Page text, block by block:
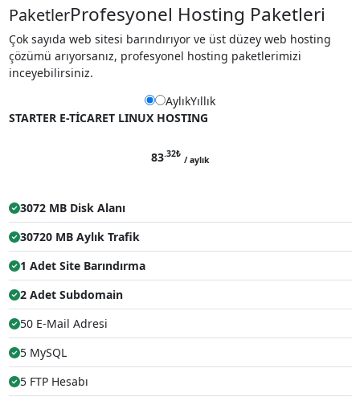
PaketlerProfesyonel Hosting Paketleri
Çok sayıda web sitesi barındırıyor ve üst düzey web hosting
çözümü arıyorsanız, profesyonel hosting paketlerimizi
inceyebilirsiniz.
AylıkYıllık
STARTER E-TİCARET LINUX HOSTING
83.32₺
/ aylık
3072 MB Disk Alanı
30720 MB Aylık Trafik
1 Adet Site Barındırma
2 Adet Subdomain
50 E-Mail Adresi
5 MySQL
5 FTP Hesabı